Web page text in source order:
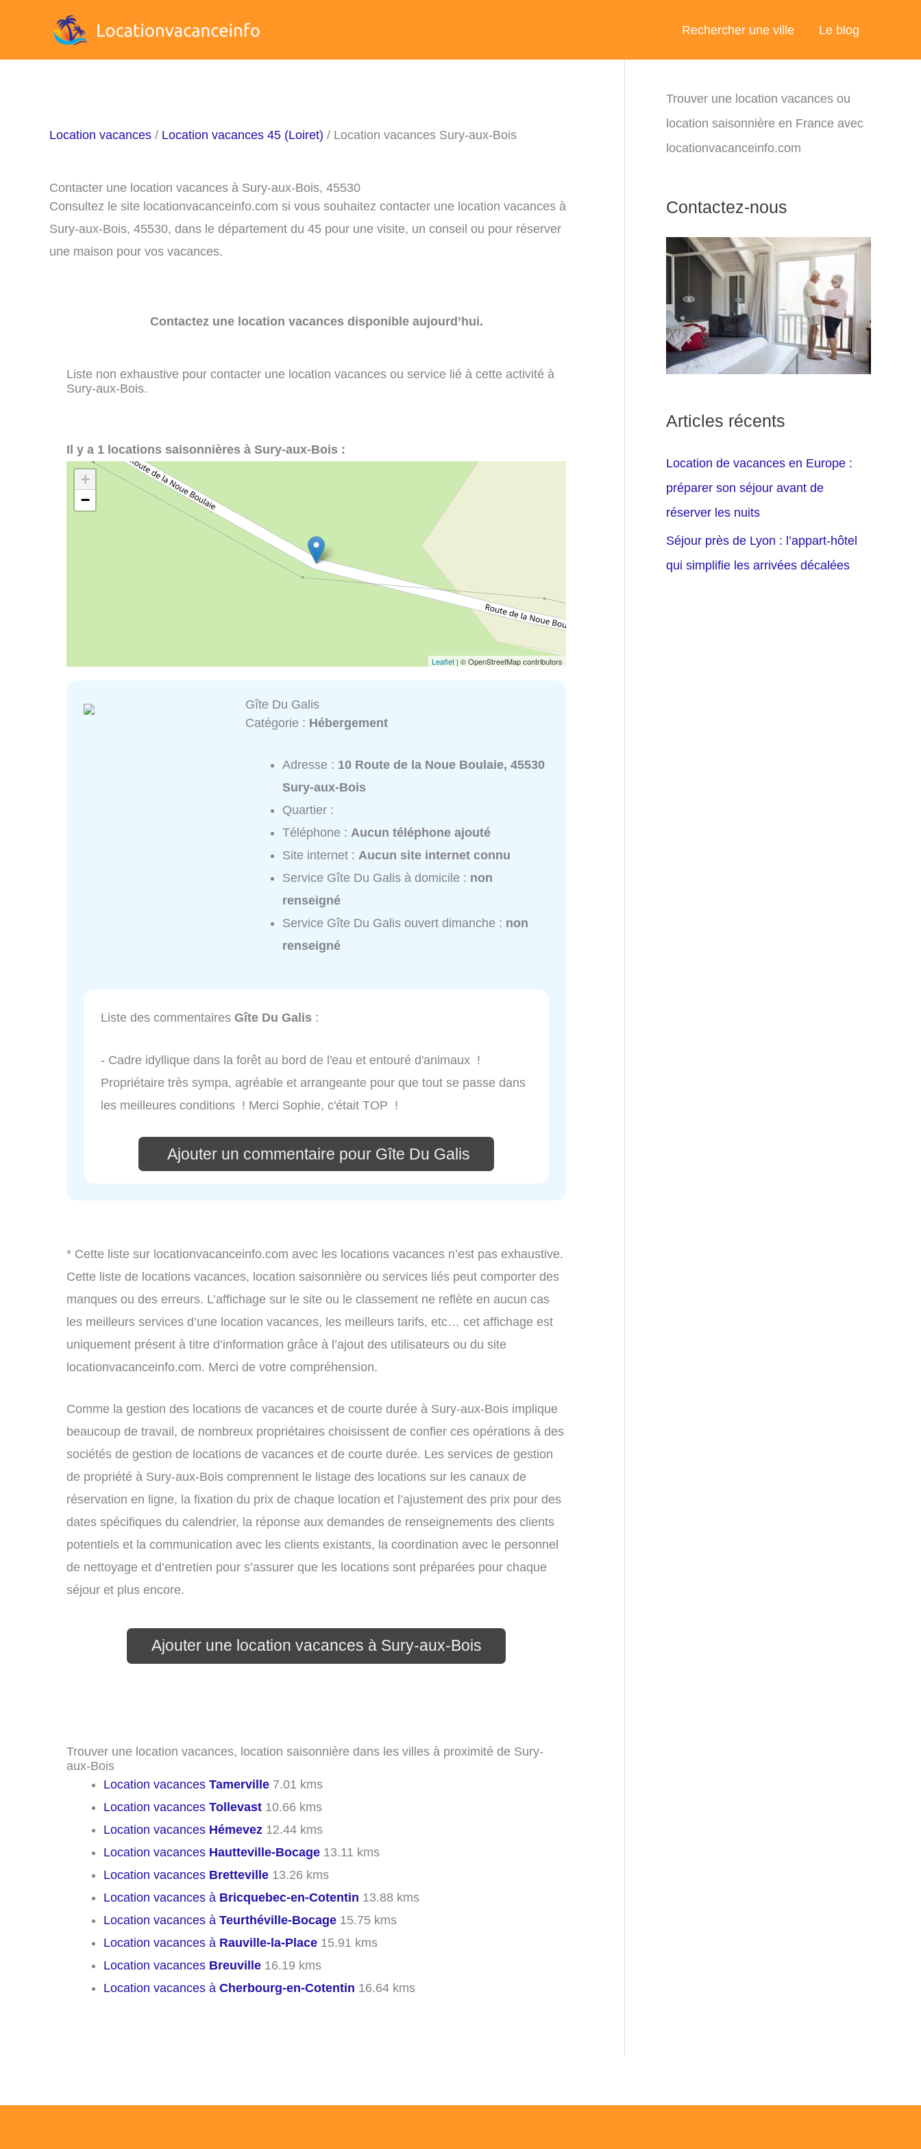
Rechercher une ville Le blog
Location vacances / Location vacances 45 (Loiret) / Location vacances Sury-aux-Bois
Contacter une location vacances à Sury-aux-Bois, 45530
Consultez le site locationvacanceinfo.com si vous souhaitez contacter une location vacances à
Sury-aux-Bois, 45530, dans le département du 45 pour une visite, un conseil ou pour réserver
une maison pour vos vacances.
Contactez une location vacances disponible aujourd’hui.
Liste non exhaustive pour contacter une location vacances ou service lié à cette activité à
Sury-aux-Bois.
Il y a 1 locations saisonnières à Sury-aux-Bois :
+
−
Leaflet | © OpenStreetMap contributors
Gîte Du Galis
Catégorie : Hébergement
Adresse : 10 Route de la Noue Boulaie, 45530
Sury-aux-Bois
Quartier :
Téléphone :Aucun téléphone ajouté
Site internet :Aucun site internet connu
Service Gîte Du Galis à domicile : non
renseigné
Service Gîte Du Galis ouvert dimanche : non
renseigné
Liste des commentaires Gîte Du Galis :
- Cadre idyllique dans la forêt au bord de l'eau et entouré d'animaux !
Propriétaire très sympa, agréable et arrangeante pour que tout se passe dans
les meilleures conditions ! Merci Sophie, c'était TOP !
Ajouter un commentaire pour Gîte Du Galis
* Cette liste sur locationvacanceinfo.com avec les locations vacances n’est pas exhaustive.
Cette liste de locations vacances, location saisonnière ou services liés peut comporter des
manques ou des erreurs. L’affichage sur le site ou le classement ne reflète en aucun cas
les meilleurs services d’une location vacances, les meilleurs tarifs, etc… cet affichage est
uniquement présent à titre d’information grâce à l’ajout des utilisateurs ou du site
locationvacanceinfo.com. Merci de votre compréhension.
Comme la gestion des locations de vacances et de courte durée à Sury-aux-Bois implique
beaucoup de travail, de nombreux propriétaires choisissent de confier ces opérations à des
sociétés de gestion de locations de vacances et de courte durée. Les services de gestion
de propriété à Sury-aux-Bois comprennent le listage des locations sur les canaux de
réservation en ligne, la fixation du prix de chaque location et l’ajustement des prix pour des
dates spécifiques du calendrier, la réponse aux demandes de renseignements des clients
potentiels et la communication avec les clients existants, la coordination avec le personnel
de nettoyage et d’entretien pour s’assurer que les locations sont préparées pour chaque
séjour et plus encore.
Ajouter une location vacances à Sury-aux-Bois
Trouver une location vacances, location saisonnière dans les villes à proximité de Sury-
aux-Bois
Location vacances Tamerville 7.01 kms
Location vacances Tollevast 10.66 kms
Location vacances Hémevez 12.44 kms
Location vacances Hautteville-Bocage 13.11 kms
Location vacances Bretteville 13.26 kms
Location vacances à Bricquebec-en-Cotentin 13.88 kms
Location vacances à Teurthéville-Bocage 15.75 kms
Location vacances à Rauville-la-Place 15.91 kms
Location vacances Breuville 16.19 kms
Location vacances à Cherbourg-en-Cotentin 16.64 kms
Trouver une location vacances ou
location saisonnière en France avec
locationvacanceinfo.com
Contactez-nous
Articles récents
Location de vacances en Europe :
préparer son séjour avant de
réserver les nuits
Séjour près de Lyon : l’appart-hôtel
qui simplifie les arrivées décalées